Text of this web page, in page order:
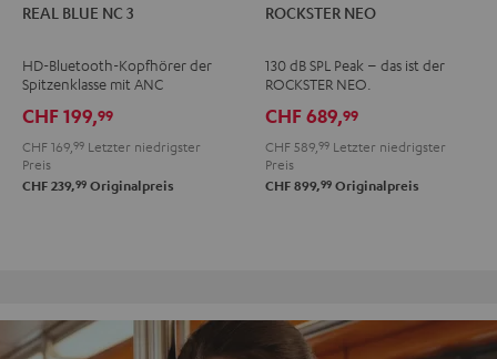
BLUE
3
Night
Black
BLUE
3
Pearl
White
BLUE
3
Steel
Blue
REAL BLUE NC 3
HD-Bluetooth-Kopfhörer der
Spitzenklasse mit ANC
CHF 199,99
CHF 169, 99 Letzter niedrigster
Preis
CHF 239,99 Originalpreis
NEO
ROCKSTER NEO
130 dB SPL Peak – das ist der
ROCKSTER NEO.
CHF 689,99
CHF 589, 99 Letzter niedrigster
Preis
CHF 899,99 Originalpreis